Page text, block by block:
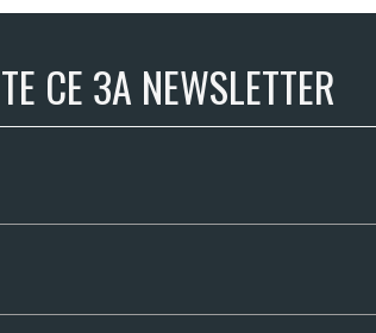
СЕ ЗА NEWSLETTER